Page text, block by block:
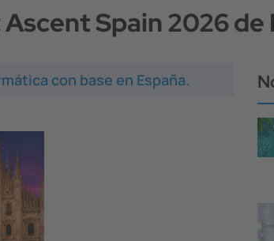
Spain 2026 de
con base en España.